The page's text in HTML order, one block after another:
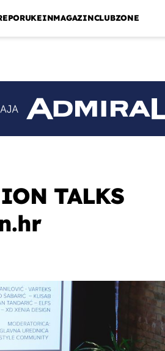
INMAGAZINCLUBZONE
TALKS